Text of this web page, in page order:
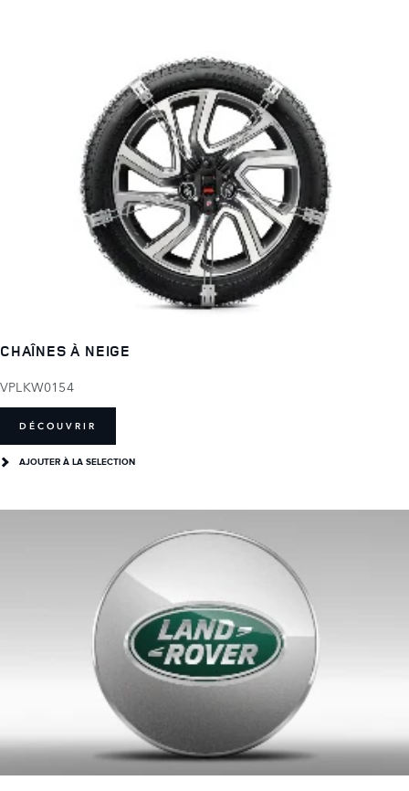
CHAÎNES À NEIGE
VPLKW0154
DÉCOUVRIR
AJOUTER À LA SELECTION